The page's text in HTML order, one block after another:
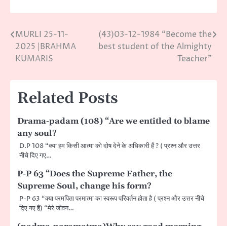
Post
navigation
MURLI 25-11-
2025 |BRAHMA
KUMARIS
(43)03-12-1984 “Become the
best student of the Almighty
Teacher”
Related Posts
Drama-padam (108) “Are we entitled to blame
any soul?
D.P 108 “क्या हम किसी आत्मा को दोष देने के अधिकारी हैं ? ( प्रश्न और उत्तर
नीचे दिए गए…
P-P 63 “Does the Supreme Father, the
Supreme Soul, change his form?
P-P 63 “क्या परमपिता परमात्मा का स्वरूप परिवर्तन होता है ( प्रश्न और उत्तर नीचे
दिए गए हैं) “मेरे जीवन…